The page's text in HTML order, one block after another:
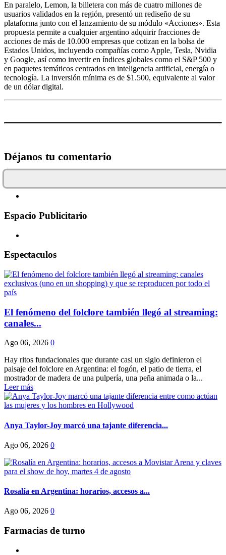
En paralelo, Lemon, la billetera con más de cuatro millones de
usuarios validados en la región, presentó un rediseño de su
plataforma junto con el lanzamiento de su módulo «Acciones». Esta
propuesta permite a cualquier argentino adquirir fracciones de
acciones de más de 10.000 empresas que cotizan en la bolsa de
Estados Unidos, incluyendo compañías como Apple, Tesla, Nvidia
y Google, así como invertir en índices globales como el S&P 500 y
en paquetes temáticos centrados en inteligencia artificial, energía o
tecnología. La inversión mínima es de $1.500, equivalente al valor
de un dólar digital.
Déjanos tu comentario
Espacio Publicitario
Espectaculos
El fenómeno del folclore también llegó al streaming:
canales...
Ago 06, 2026 0
Hay ritos fundacionales que durante casi un siglo definieron el
paisaje del folclore en Argentina: el fogón, el patio de tierra, el
mostrador de madera de una pulpería, una peña animada o la...
Leer más
Anya Taylor-Joy marcó una tajante diferencia...
Ago 06, 2026 0
Rosalía en Argentina: horarios, accesos a...
Ago 06, 2026 0
Farmacias de turno